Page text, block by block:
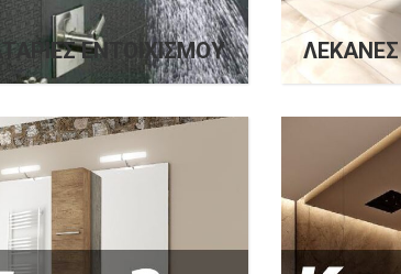
ΕΝΤΟΙΧΙΣΜΟΎ ΛΕΚΆΝΕΣ